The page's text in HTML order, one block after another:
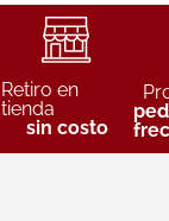
Retiro en
tienda
sin costo